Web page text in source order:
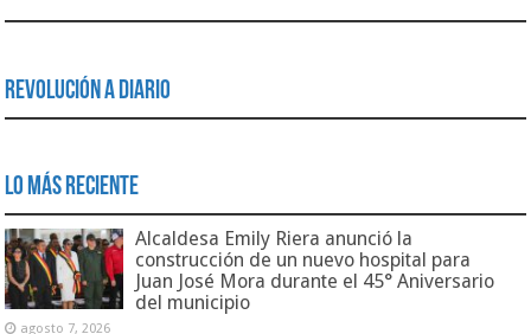
Revolución a Diario
Lo Más Reciente
Alcaldesa Emily Riera anunció la
construcción de un nuevo hospital para
Juan José Mora durante el 45° Aniversario
del municipio
agosto 7, 2026